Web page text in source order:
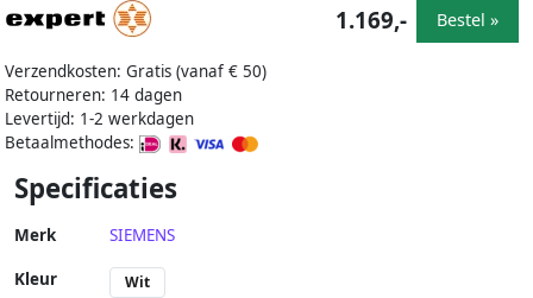
Verzendkosten: Gratis (vanaf € 50)
Retourneren: 14 dagen
Levertijd: 1-2 werkdagen
Betaalmethodes:
1.169,- Bestel »
Specificaties
Merk SIEMENS
Kleur Wit